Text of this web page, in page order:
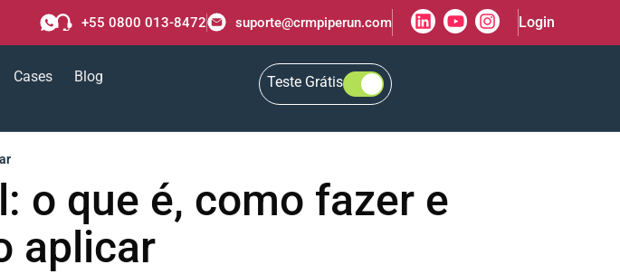
+55 0800 013-8472 suporte@crmpiperun.com Login
Cases Blog Teste Grátis
o que é, como fazer e
aplicar